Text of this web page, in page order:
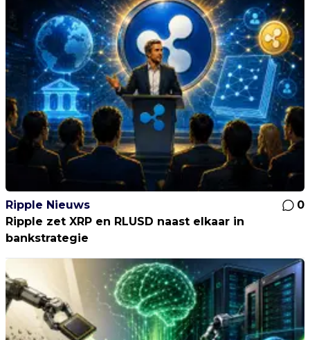
Ripple Nieuws
0
Ripple zet XRP en RLUSD naast elkaar in
bankstrategie